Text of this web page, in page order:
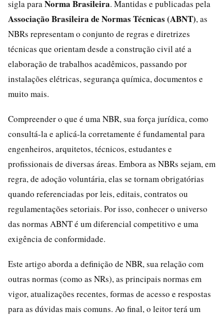
sigla para Norma Brasileira. Mantidas e publicadas pela
Associação Brasileira de Normas Técnicas (ABNT), as
NBRs representam o conjunto de regras e diretrizes
técnicas que orientam desde a construção civil até a
elaboração de trabalhos acadêmicos, passando por
instalações elétricas, segurança química, documentos e
muito mais.
Compreender o que é uma NBR, sua força jurídica, como
consultá-la e aplicá-la corretamente é fundamental para
engenheiros, arquitetos, técnicos, estudantes e
profissionais de diversas áreas. Embora as NBRs sejam, em
regra, de adoção voluntária, elas se tornam obrigatórias
quando referenciadas por leis, editais, contratos ou
regulamentações setoriais. Por isso, conhecer o universo
das normas ABNT é um diferencial competitivo e uma
exigência de conformidade.
Este artigo aborda a definição de NBR, sua relação com
outras normas (como as NRs), as principais normas em
vigor, atualizações recentes, formas de acesso e respostas
para as dúvidas mais comuns. Ao final, o leitor terá um